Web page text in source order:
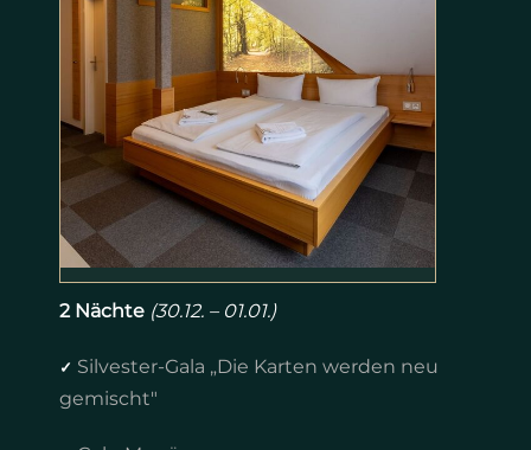
2 Nächte (30.12. – 01.01.)
✓ Silvester-Gala „Die Karten werden neu
gemischt"